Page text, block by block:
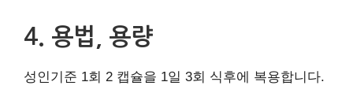
4. 용법, 용량
성인기준 1회 2 캡슐을 1일 3회 식후에 복용합니다.